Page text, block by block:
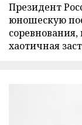
Президент
юношескую
соревнования,
хаотичная